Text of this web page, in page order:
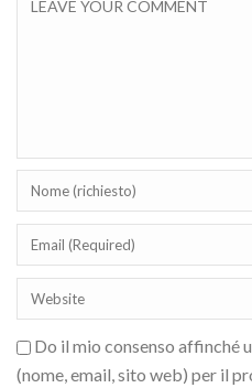
Do il mio consenso affinché
(nome, email, sito web) per il